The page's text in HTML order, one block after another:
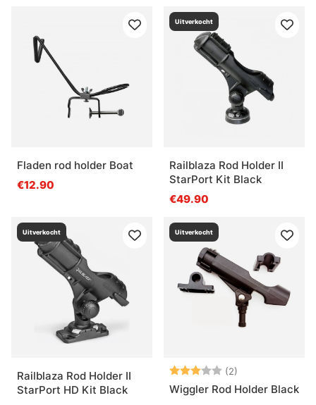
Fladen rod holder Boat
€12.90
Uitverkocht
Railblaza Rod Holder II
StarPort Kit Black
€49.90
Uitverkocht
Railblaza Rod Holder II
StarPort HD Kit Black
Uitverkocht
Beoordeling:
(2)
Wiggler Rod Holder Black